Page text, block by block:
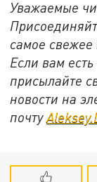
Уважаемые
самое свежее
Если вам
присылайте
новости на
почту